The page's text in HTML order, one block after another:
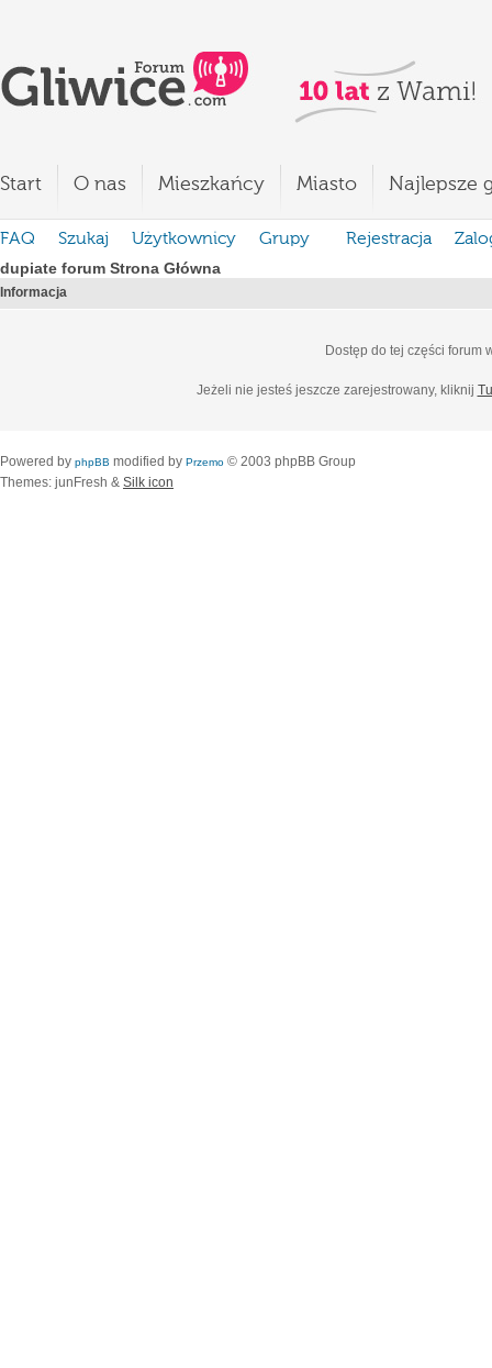
Start O nas Mieszkańcy Miasto Najlepsze
FAQ Szukaj Użytkownicy Grupy Rejestracja
dupiate forum Strona Główna
Informacja
Dostęp do tej części forum
Jeżeli nie jesteś jeszcze zarejestrowany, kliknij
Powered by phpBB modified by Przemo © 2003 phpBB Group
Themes: junFresh & Silk icon